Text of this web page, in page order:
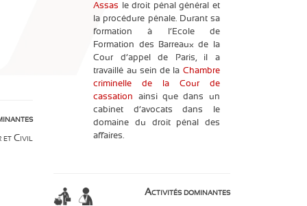
et Civil
Assas le droit pénal général et
la procédure pénale. Durant sa
formation à l’Ecole de
Formation des Barreaux de la
Cour d’appel de Paris, il a
travaillé au sein de la Chambre
criminelle de la Cour de
cassation ainsi que dans un
cabinet d’avocats dans le
domaine du droit pénal des
affaires.
Activités dominantes